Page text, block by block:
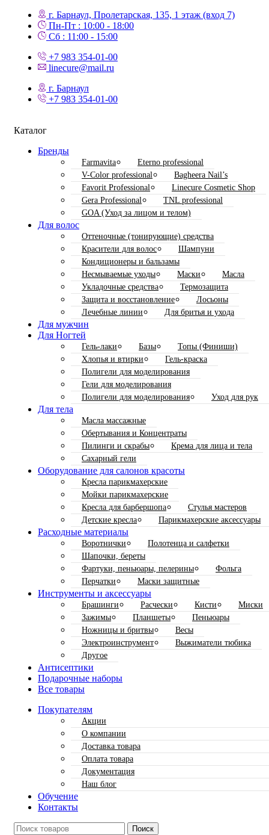
г. Барнаул, Пролетарская, 135,​ 1 этаж (вход 7)
Пн-Пт : 10:00 - 18:00
Сб : 11:00 - 15:00
+7 983 354-01-00
linecure@mail.ru
г. Барнаул
+7 983 354-01-00
Каталог
Бренды
Farmavita
Eterno professional
V-Color professional
Bagheera Nail’s
Favorit Professional
Linecure Cosmetic Shop
Gera Professional
TNL professional
GOA (Уход за лицом и телом)
Для волос
Оттеночные (тонирующие) средства
Красители для волос
Шампуни
Кондиционеры и бальзамы
Несмываемые уходы
Маски
Масла
Укладочные средства
Термозащита
Защита и восстановление
Лосьоны
Лечебные линии
Для бритья и ухода
Для мужчин
Для Ногтей
Гель-лаки Базы
Топы (Финиши)
Хлопья и втирки
Гель-краска
Полигели для моделирования
Гели для моделирования
Полигели для моделирования
Уход для рук
Для тела
Масла массажные
Обертывания и Концентраты
Пилинги и скрабы
Крема для лица и тела
Сахарный гели
Оборудование для салонов красоты
Кресла парикмахерские
Мойки парикмахерские
Кресла для барбершопа
Стулья мастеров
Детские кресла
Парикмахерские аксессуары
Расходные материалы
Воротнички
Полотенца и салфетки
Шапочки, береты
Фартуки, пеньюары, пелерины
Фольга
Перчатки
Маски защитные
Инструменты и аксессуары
Брашинги Расчески Кисти
Миски
Зажимы
Планшеты
Пеньюары
Ножницы и бритвы
Весы
Электроинструмент
Выжиматели тюбика
Другое
Антисептики
Подарочные наборы
Все товары
Покупателям
Акции
О компании
Доставка товара
Оплата товара
Документация
Наш блог
Обучение
Контакты
Поиск